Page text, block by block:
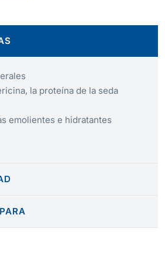
la proteína de la seda
emolientes e hidratantes